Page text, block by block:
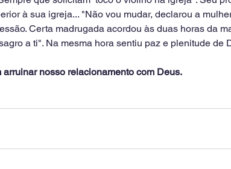
à sua igreja... "Não vou mudar, declarou a
Certa madrugada acordou às duas horas da
a ti". Na mesma hora sentiu paz e plenitude de
nosso relacionamento com Deus.